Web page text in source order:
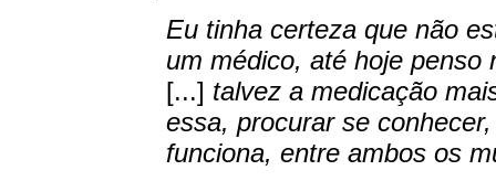
Eu tinha certeza que não
um médico, até hoje penso
[...] talvez a medicação
essa, procurar se
funciona, entre ambos os